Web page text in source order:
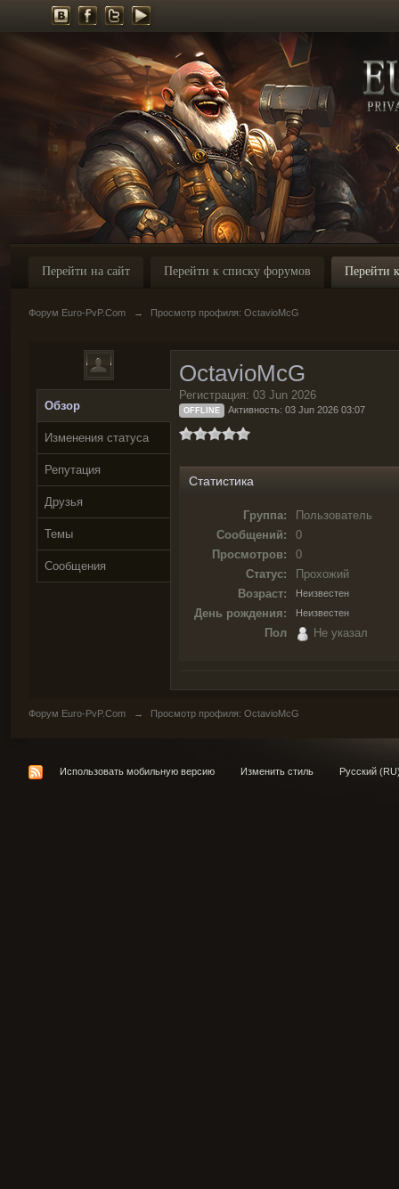
Перейти на сайт Перейти к списку форумов Перейти
Форум Euro-PvP.Com → Просмотр профиля: OctavioMcG
Обзор
Изменения статуса
Репутация
Друзья
Темы
Сообщения
OctavioMcG
Регистрация: 03 Jun 2026
OFFLINE Активность: 03 Jun 2026 03:07
Статистика
Группа:
Пользователь
Сообщений:
0
Просмотров:
0
Статус:
Прохожий
Возраст:
Неизвестен
День рождения: Неизвестен
Пол Не указал
Форум Euro-PvP.Com → Просмотр профиля: OctavioMcG
Использовать мобильную версию Изменить стиль Русский